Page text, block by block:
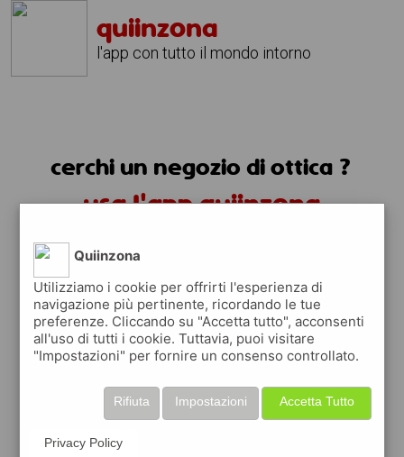
quiinzona
l'app con tutto il mondo intorno
cerchi un negozio di ottica ?
usa l'app quiinzona
trovi i negozi di ottica
scarica gratis
Quiinzona
Utilizziamo i cookie per offrirti l'esperienza di
navigazione più pertinente, ricordando le tue
preferenze. Cliccando su "Accetta tutto", acconsenti
all'uso di tutti i cookie. Tuttavia, puoi visitare
"Impostazioni" per fornire un consenso controllato.
Accetta Tutto
Impostazioni
Rifiuta
Privacy Policy